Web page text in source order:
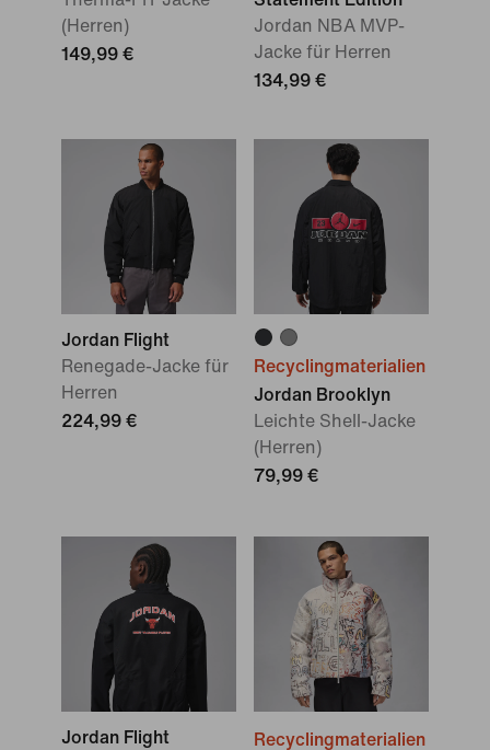
(Herren)
149,99 €
Jordan NBA MVP-
Jacke für Herren
134,99 €
Jordan Flight
Renegade-Jacke für
Herren
224,99 €
Recyclingmaterialien
Jordan Brooklyn
Leichte Shell-Jacke
(Herren)
79,99 €
Jordan Flight
Recyclingmaterialien